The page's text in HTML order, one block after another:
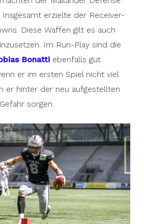
Insgesamt erzielte der Receiver-
Diese Waffen gilt es auch
Im Run-Play sind die
Bonattiebenfalls gut
er im ersten Spiel nicht viel
er hinter der neu aufgestellten
sorgen.